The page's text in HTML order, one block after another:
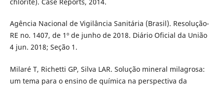
chlorite). Case Reports, 2014.
Agência Nacional de Vigilância Sanitária (Brasil). Resolução-
RE no. 1407, de 1º de junho de 2018. Diário Oficial da União
4 jun. 2018; Seção 1.
Milaré T, Richetti GP, Silva LAR. Solução mineral milagrosa:
um tema para o ensino de química na perspectiva da